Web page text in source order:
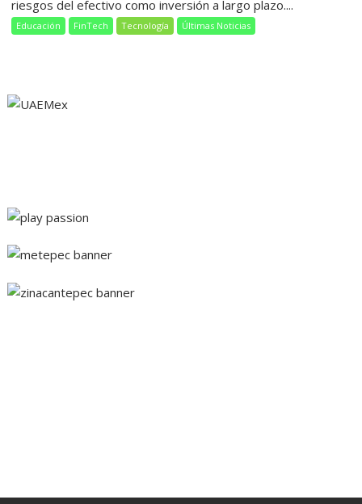
riesgos del efectivo como inversión a largo plazo....
Educación FinTech Tecnología Últimas Noticias